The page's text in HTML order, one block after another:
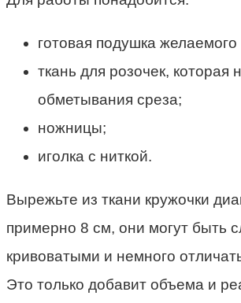
готовая подушка
ткань для розочек, которая
обметывания среза;
ножницы;
иголка с ниткой.
Вырежьте из ткани кружочки
примерно 8 см, они могут быть
кривоватыми и немного
Это только добавит объема и